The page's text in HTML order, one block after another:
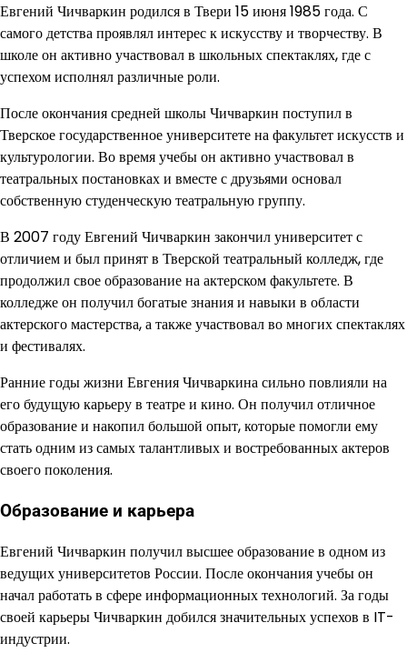
Евгений Чичваркин родился в Твери 15 июня 1985 года. С
самого детства проявлял интерес к искусству и творчеству. В
школе он активно участвовал в школьных спектаклях, где с
успехом исполнял различные роли.
После окончания средней школы Чичваркин поступил в
Тверское государственное университете на факультет искусств и
культурологии. Во время учебы он активно участвовал в
театральных постановках и вместе с друзьями основал
собственную студенческую театральную группу.
В 2007 году Евгений Чичваркин закончил университет с
отличием и был принят в Тверской театральный колледж, где
продолжил свое образование на актерском факультете. В
колледже он получил богатые знания и навыки в области
актерского мастерства, а также участвовал во многих спектаклях
и фестивалях.
Ранние годы жизни Евгения Чичваркина сильно повлияли на
его будущую карьеру в театре и кино. Он получил отличное
образование и накопил большой опыт, которые помогли ему
стать одним из самых талантливых и востребованных актеров
своего поколения.
Образование и карьера
Евгений Чичваркин получил высшее образование в одном из
ведущих университетов России. После окончания учебы он
начал работать в сфере информационных технологий. За годы
своей карьеры Чичваркин добился значительных успехов в IT-
индустрии.